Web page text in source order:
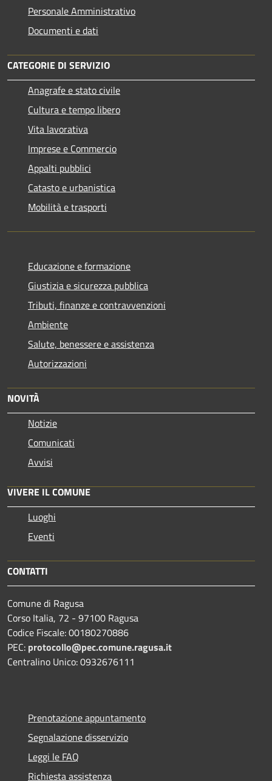
Personale Amministrativo
Documenti e dati
CATEGORIE DI SERVIZIO
Anagrafe e stato civile
Cultura e tempo libero
Vita lavorativa
Imprese e Commercio
Appalti pubblici
Catasto e urbanistica
Mobilità e trasporti
Educazione e formazione
Giustizia e sicurezza pubblica
Tributi, finanze e contravvenzioni
Ambiente
Salute, benessere e assistenza
Autorizzazioni
NOVITÀ
Notizie
Comunicati
Avvisi
VIVERE IL COMUNE
Luoghi
Eventi
CONTATTI
Comune di Ragusa
Corso Italia, 72 - 97100 Ragusa
Codice Fiscale: 00180270886
PEC: protocollo@pec.comune.ragusa.it
Centralino Unico: 0932676111
Prenotazione appuntamento
Segnalazione disservizio
Leggi le FAQ
Richiesta assistenza